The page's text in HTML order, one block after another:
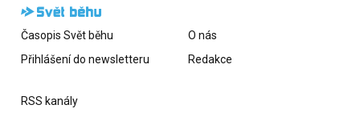
Časopis Svět běhu
Přihlášení do newsletteru
O nás
Redakce
RSS kanály